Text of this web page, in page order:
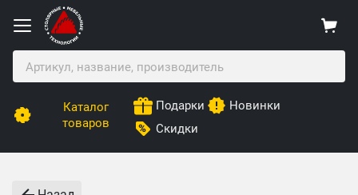
Каталог
товаров
Подарки
Новинки
Скидки